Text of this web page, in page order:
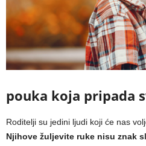
pouka koja pripada
Roditelji su jedini ljudi koji će nas
Njihove žuljevite ruke nisu znak